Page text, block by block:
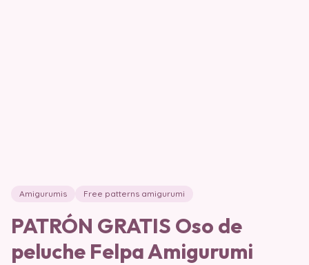
Amigurumis Free patterns amigurumi
PATRÓN GRATIS Oso de
peluche Felpa Amigurumi